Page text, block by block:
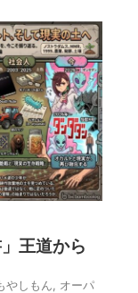
王道から
やしもん
オーパ